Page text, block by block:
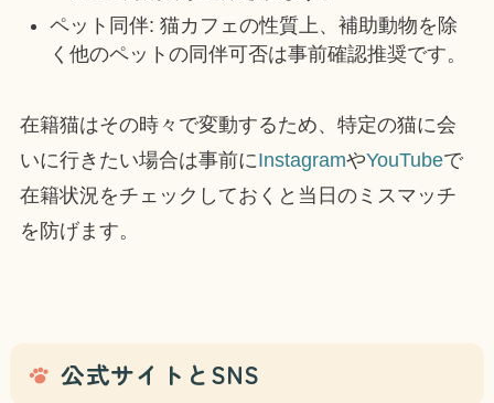
ペット同伴: 猫カフェの性質上、補助動物を除
く他のペットの同伴可否は事前確認推奨です。
在籍猫はその時々で変動するため、特定の猫に会
いに行きたい場合は事前にInstagramやYouTubeで
在籍状況をチェックしておくと当日のミスマッチ
を防げます。
公式サイトとSNS